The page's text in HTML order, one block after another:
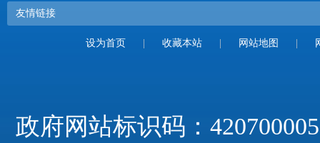
友情链接
设为首页 收藏本站 网站地图
政府网站标识码：